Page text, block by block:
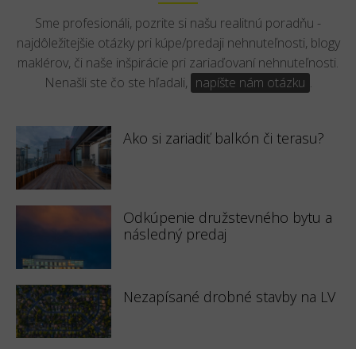
Sme profesionáli, pozrite si našu realitnú poradňu -
najdôležitejšie otázky pri kúpe/predaji nehnuteľnosti, blogy
maklérov, či naše inšpirácie pri zariaďovaní nehnuteľnosti.
Nenašli ste čo ste hľadali, napíšte nám otázku .
Ako si zariadiť balkón či terasu?
Odkúpenie družstevného bytu a
následný predaj
Nezapísané drobné stavby na LV